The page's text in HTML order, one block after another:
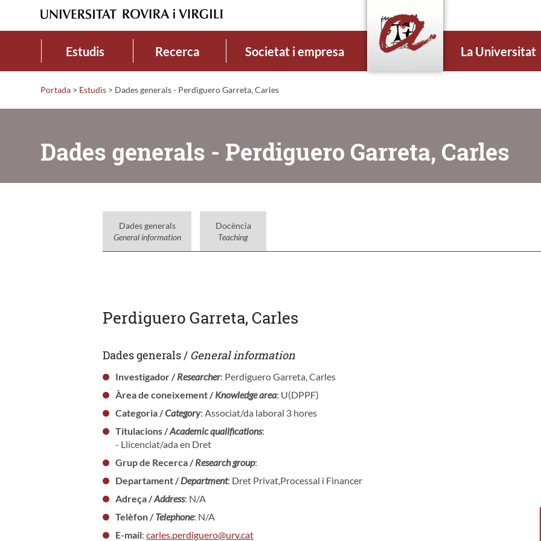
Estudis Recerca Societat i empresa La Universitat
Portada > Estudis > Dades generals - Perdiguero Garreta, Carles
Dades generals - Perdiguero Garreta, Carles
Dades generals
General information
Docència
Teaching
Perdiguero Garreta, Carles
Dades generals / General information
Investigador /Researcher: Perdiguero Garreta, Carles
Àrea de coneixement /Knowledge area: U(DPPF)
Categoria /Category: Associat/da laboral 3 hores
Titulacions /Academic qualifications:
- Llicenciat/ada en Dret
Grup de Recerca /Research group:
Departament /Department: Dret Privat,Processal i Financer
Adreça /Address: N/A
Telèfon /Telephone: N/A
E-mail:carles.perdiguero@urv.cat